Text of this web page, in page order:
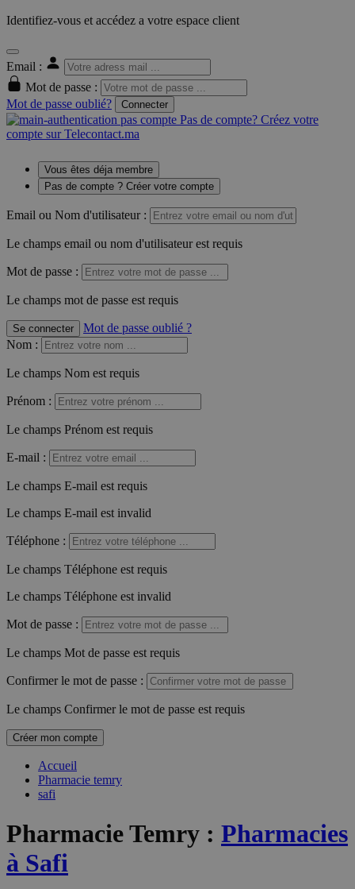
Identifiez-vous et accédez a votre espace client
Email :
Mot de passe :
Mot de passe oublié?
Connecter
Pas de compte? Créez votre
compte sur Telecontact.ma
Vous êtes déja membre
Pas de compte ? Créer votre compte
Email ou Nom d'utilisateur :
Le champs email ou nom d'utilisateur est requis
Mot de passe :
Le champs mot de passe est requis
Se connecter
Mot de passe oublié ?
Nom :
Le champs Nom est requis
Prénom :
Le champs Prénom est requis
E-mail :
Le champs E-mail est requis
Le champs E-mail est invalid
Téléphone :
Le champs Téléphone est requis
Le champs Téléphone est invalid
Mot de passe :
Le champs Mot de passe est requis
Confirmer le mot de passe :
Le champs Confirmer le mot de passe est requis
Créer mon compte
Accueil
Pharmacie temry
safi
Pharmacie Temry : Pharmacies
à Safi